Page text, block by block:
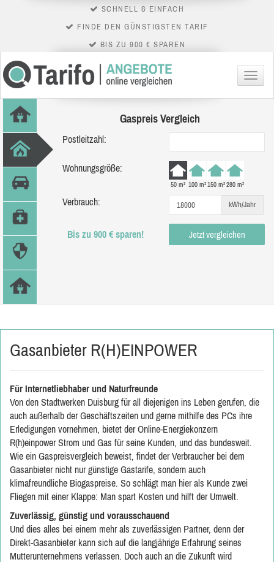
SCHNELL & EINFACH
FINDE DEN GÜNSTIGSTEN TARIF
BIS ZU 900 € SPAREN
Menü
Gaspreis Vergleich
Postleitzahl:
Wohnungsgröße:
50 m² 100 m²150 m²280 m²
Verbrauch: kWh/Jahr
Bis zu 900 € sparen! Jetzt vergleichen
Gasanbieter R(H)EINPOWER
Für Internetliebhaber und Naturfreunde
Von den Stadtwerken Duisburg für all diejenigen ins Leben gerufen, die
auch außerhalb der Geschäftszeiten und gerne mithilfe des PCs ihre
Erledigungen vornehmen, bietet der Online-Energiekonzern
R(h)einpower Strom und Gas für seine Kunden, und das bundesweit.
Wie ein Gaspreisvergleich beweist, findet der Verbraucher bei dem
Gasanbieter nicht nur günstige Gastarife, sondern auch
klimafreundliche Biogaspreise. So schlägt man hier als Kunde zwei
Fliegen mit einer Klappe: Man spart Kosten und hilft der Umwelt.
Zuverlässig, günstig und vorausschauend
Und dies alles bei einem mehr als zuverlässigen Partner, denn der
Direkt-Gasanbieter kann sich auf die langjährige Erfahrung seines
Mutterunternehmens verlassen. Doch auch an die Zukunft wird